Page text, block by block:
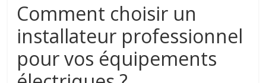
Comment choisir un
installateur professionnel
pour vos équipements